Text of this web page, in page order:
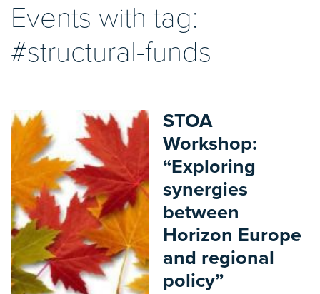
Events with tag:
#structural-funds
STOA
Workshop:
“Exploring
synergies
between
Horizon Europe
and regional
policy”